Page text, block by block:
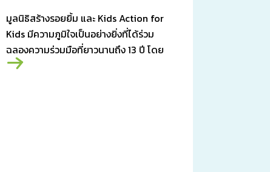
มูลนิธิสร้างรอยยิ้ม และ Kids Action for
Kids มีความภูมิใจเป็นอย่างยิ่งที่ได้ร่วม
ฉลองความร่วมมือที่ยาวนานถึง 13 ปี โดย
Kids Action for Kids เป็นองค์กรการกุศล